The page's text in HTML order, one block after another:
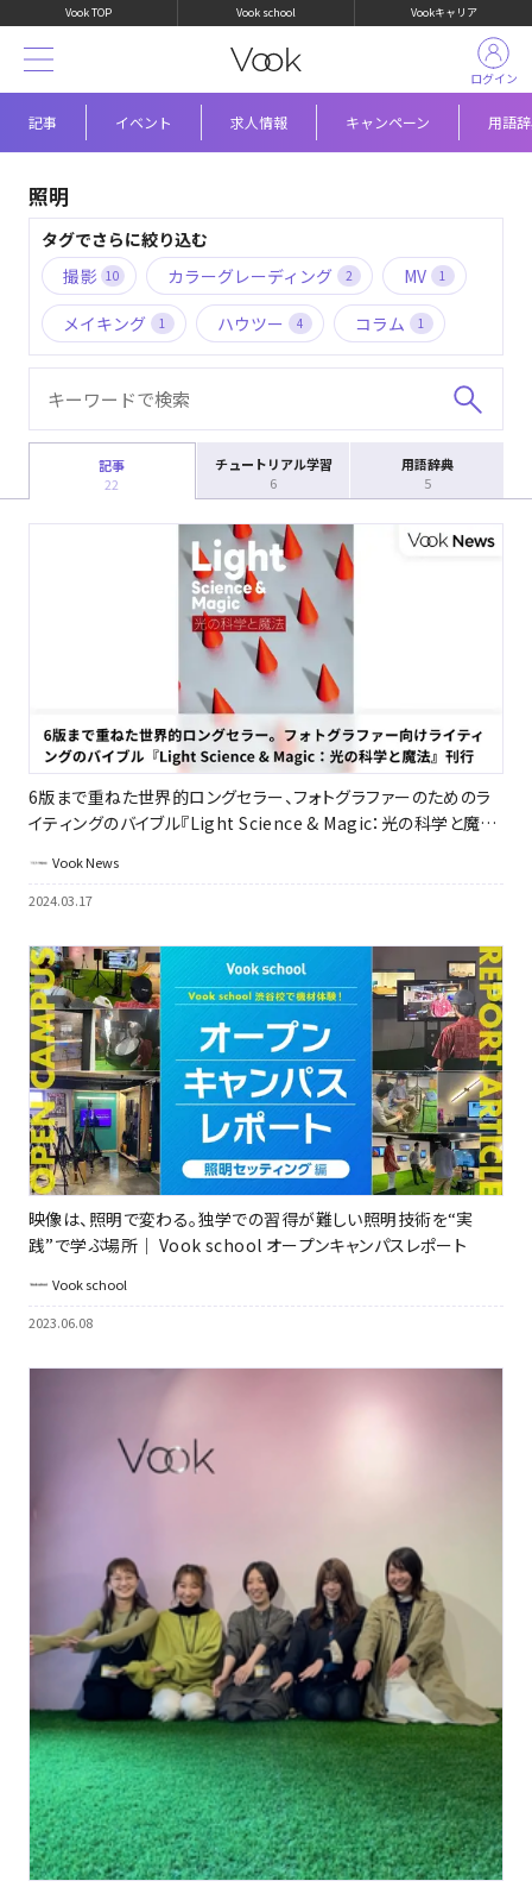
Vook TOP Vook school Vookキャリア
記事 イベント 求人情報 キャンペーン 用語
ログイン
照明
タグでさらに絞り込む
撮影 10 カラーグレーディング 2 MV 1
メイキング 1 ハウツー 4 コラム 1
記事
22
チュートリアル学習
6
用語辞典
5
6版まで重ねた世界的ロングセラー、フォトグラファーのためのラ
イティングのバイブル『Light Science & Magic：光の科学と魔
Vook News
2024.03.17
映像は、照明で変わる。独学での習得が難しい照明技術を“実
践”で学ぶ場所｜ Vook school オープンキャンパスレポート
Vook school
2023.06.08